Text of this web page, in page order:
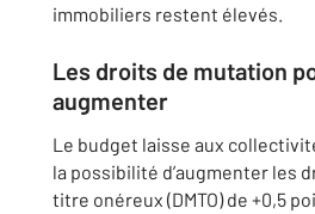
immobiliers restent élevés.
Les droits de mutation
augmenter
Le budget laisse aux
la possibilité d’augmenter les
titre onéreux (DMTO) de +0,5